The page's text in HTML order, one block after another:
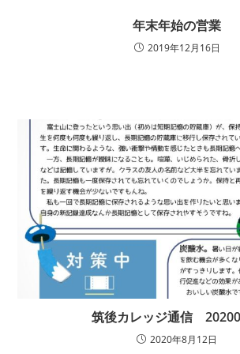
年末年始の営業
2019年12月16日
筑後カレッジ通信
2020年8月12日